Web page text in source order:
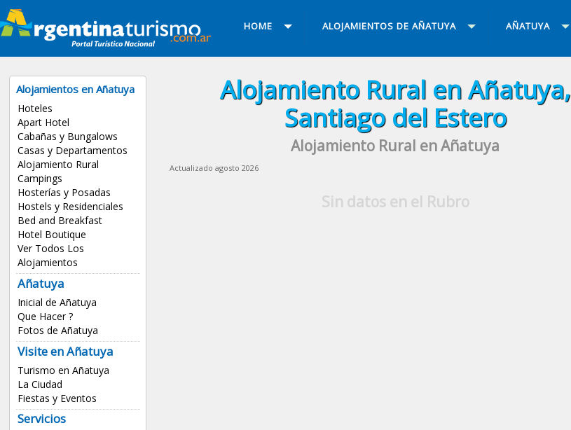
HOME ALOJAMIENTOS DE AÑATUYA AÑATUYA
Alojamientos en Añatuya
Hoteles
Apart Hotel
Cabañas y Bungalows
Casas y Departamentos
Alojamiento Rural
Campings
Hosterías y Posadas
Hostels y Residenciales
Bed and Breakfast
Hotel Boutique
Ver Todos Los
Alojamientos
Añatuya
Inicial de Añatuya
Que Hacer ?
Fotos de Añatuya
Visite en Añatuya
Turismo en Añatuya
La Ciudad
Fiestas y Eventos
Servicios
Alojamiento Rural en Añatuya,
Santiago del Estero
Alojamiento Rural en Añatuya
Actualizado agosto 2026
Sin datos en el Rubro